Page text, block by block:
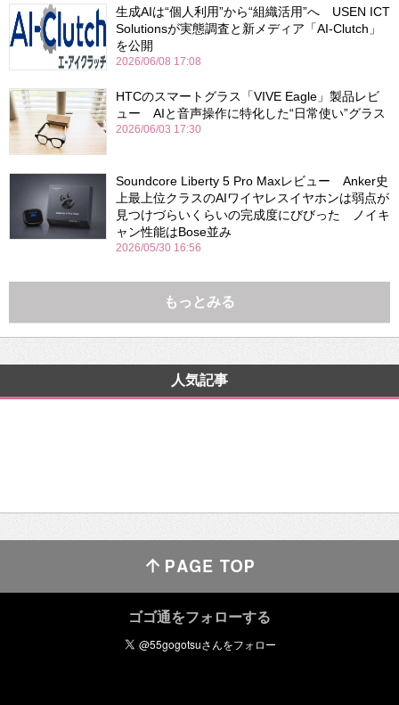
生成AIは“個人利用”から“組織活用”へ USEN ICT
Solutionsが実態調査と新メディア「AI-Clutch」
を公開
2026/06/08 17:08
HTCのスマートグラス「VIVE Eagle」製品レビ
ュー AIと音声操作に特化した“日常使い”グラス
2026/06/03 17:30
Soundcore Liberty 5 Pro Maxレビュー Anker史
上最上位クラスのAIワイヤレスイヤホンは弱点が
見つけづらいくらいの完成度にびびった ノイキ
ャン性能はBose並み
2026/05/30 16:56
もっとみる
人気記事
ゴゴ通をフォローする